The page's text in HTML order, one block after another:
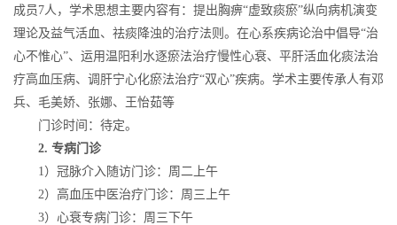
成员7人，学术思想主要内容有：提出胸痹“虚致痰瘀”纵向病机演变
理论及益气活血、祛痰降浊的治疗法则。在心系疾病论治中倡导“治
心不惟心”、运用温阳利水逐瘀法治疗慢性心衰、平肝活血化痰法治
疗高血压病、调肝宁心化瘀法治疗“双心”疾病。学术主要传承人有邓
兵、毛美娇、张娜、王怡茹等
门诊时间：待定。
2. 专病门诊
1）冠脉介入随访门诊：周二上午
2）高血压中医治疗门诊：周三上午
3）心衰专病门诊：周三下午